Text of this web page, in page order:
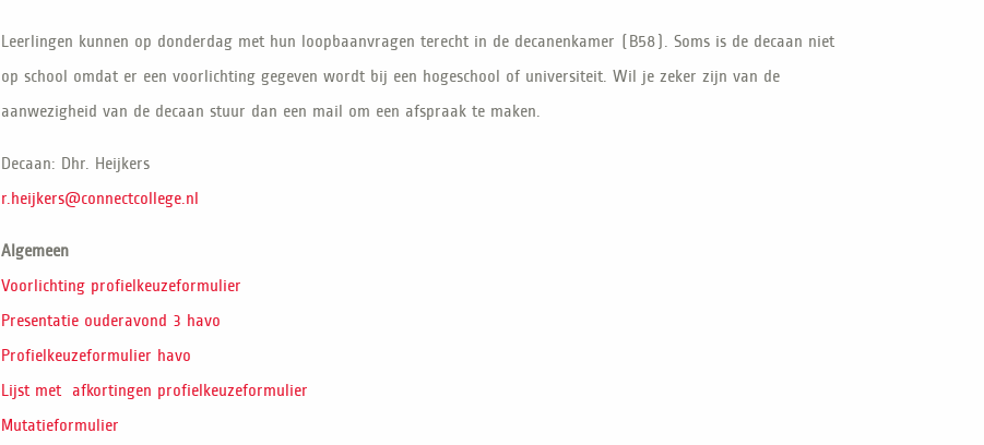
Leerlingen kunnen op donderdag met hun loopbaanvragen terecht in de decanenkamer (B58). Soms is de decaan niet
op school omdat er een voorlichting gegeven wordt bij een hogeschool of universiteit. Wil je zeker zijn van de
aanwezigheid van de decaan stuur dan een mail om een afspraak te maken.
Decaan: Dhr. Heijkers
r.heijkers@connectcollege.nl
Algemeen
Voorlichting profielkeuzeformulier
Presentatie ouderavond 3 havo
Profielkeuzeformulier havo
Lijst met afkortingen profielkeuzeformulier
Mutatieformulier